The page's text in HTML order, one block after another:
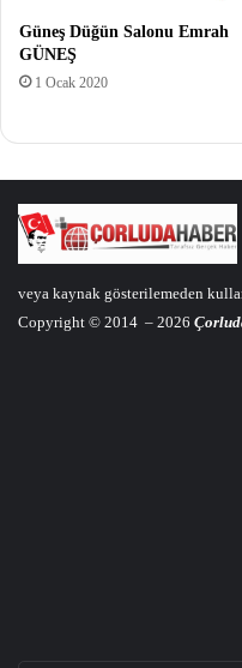
Güneş Düğün Salonu Emrah
GÜNEŞ
1 Ocak 2020
veya kaynak gösterilemeden
Copyright © 2014 – 2026